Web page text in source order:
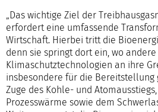
„Das wichtige Ziel der
erfordert eine umfassende
Wirtschaft. Hierbei tritt die
denn sie springt dort ein, wo andere
Klimaschutztechnologien an ihre
insbesondere für die Bereitstellung
Zuge des Kohle- und
Prozesswärme sowie dem